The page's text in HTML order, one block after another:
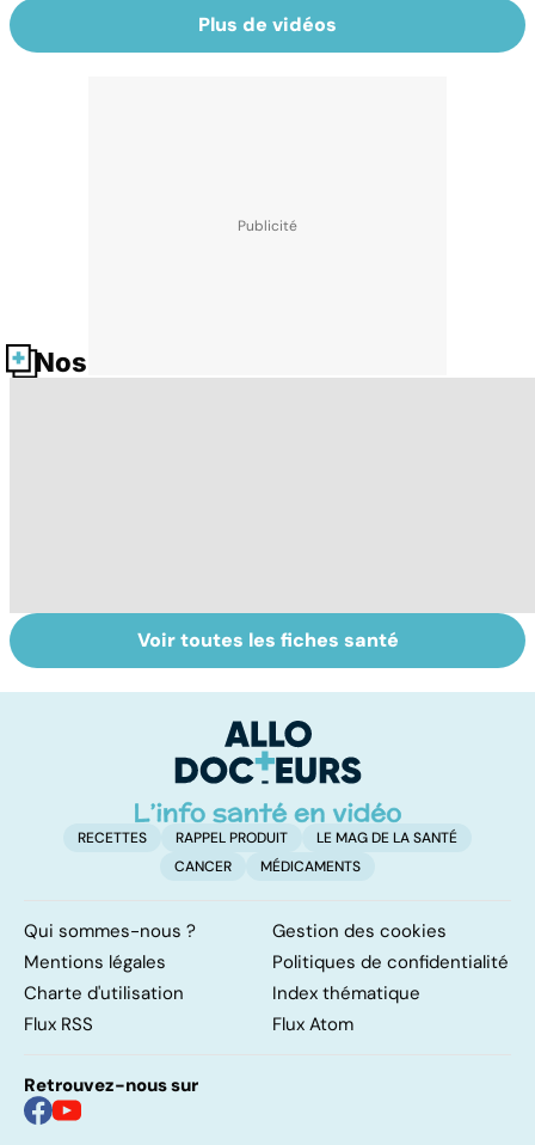
Plus de vidéos
Nos fiches santé
Tout savoir sur
les infections
Inflammation des
amygdales : que
d'angine ?
Voir toutes les fiches santé
RECETTES RAPPEL PRODUIT
LE MAG DE LA SANTÉ
CANCER
MÉDICAMENTS
Qui sommes-nous ?
Gestion des cookies
Mentions légales
Politiques de confidentialité
Charte d'utilisation
Index thématique
Flux RSS
Flux Atom
Retrouvez-nous sur